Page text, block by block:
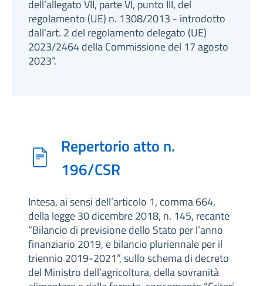
dell’allegato VII, parte VI, punto III, del
regolamento (UE) n. 1308/2013 - introdotto
dall’art. 2 del regolamento delegato (UE)
2023/2464 della Commissione del 17 agosto
2023”.
Repertorio atto n.
196/CSR
Intesa, ai sensi dell’articolo 1, comma 664,
della legge 30 dicembre 2018, n. 145, recante
“Bilancio di previsione dello Stato per l’anno
finanziario 2019, e bilancio pluriennale per il
triennio 2019-2021”, sullo schema di decreto
del Ministro dell’agricoltura, della sovranità